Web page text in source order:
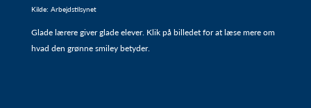
Kilde: Arbejdstilsynet
Glade lærere giver glade elever. Klik på billedet for at læse mere om
hvad den grønne smiley betyder.